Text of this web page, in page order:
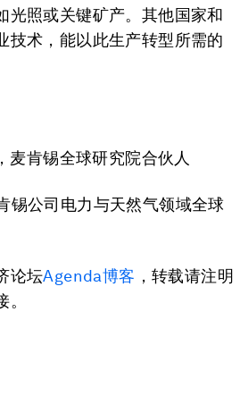
光照或关键矿产。其他国家和
技术，能以此生产转型所需的
肯锡全球研究院合伙人
锡公司电力与天然气领域全球
论坛Agenda博客 ，转载请注明